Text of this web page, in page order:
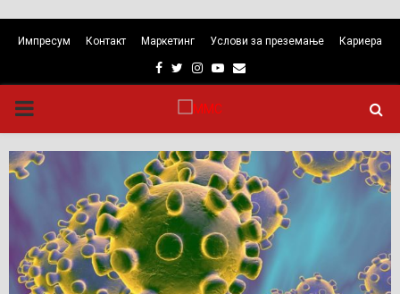
Импресум Контакт Маркетинг Услови за преземање Кариера
Facebook
TwitterInstagram
Youtube
Email
PRIMARY
MENU